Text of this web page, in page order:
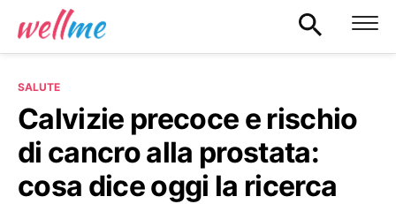
SALUTE
Calvizie precoce e rischio
di cancro alla prostata:
cosa dice oggi la ricerca